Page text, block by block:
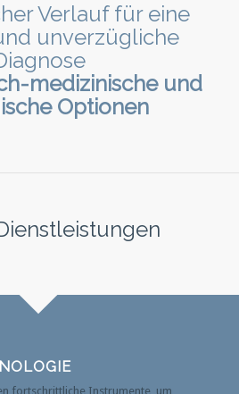
Verlauf für eine
unverzügliche
medizinische und
Optionen
fortschrittliche Instrumente, um